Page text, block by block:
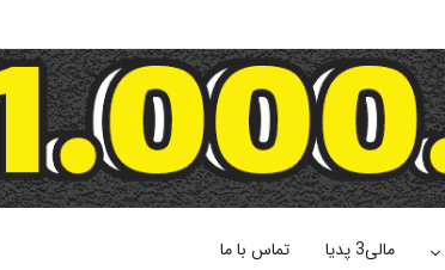
مالی3 پدیا تماس با ما